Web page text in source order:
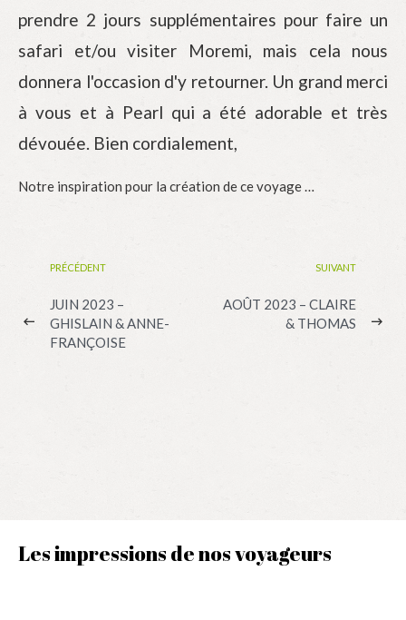
prendre 2 jours supplémentaires pour faire un
safari et/ou visiter Moremi, mais cela nous
donnera l'occasion d'y retourner. Un grand merci
à vous et à Pearl qui a été adorable et très
dévouée. Bien cordialement,
Notre inspiration pour la création de ce voyage …
PRÉCÉDENT
JUIN 2023 –
GHISLAIN & ANNE-
FRANÇOISE
SUIVANT
AOÛT 2023 – CLAIRE
& THOMAS
Les impressions de nos voyageurs